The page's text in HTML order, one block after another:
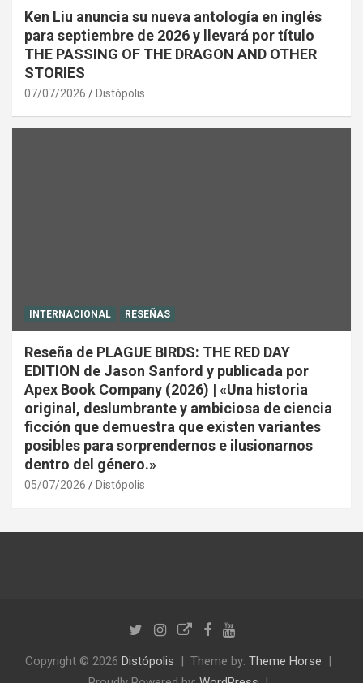
Ken Liu anuncia su nueva antología en inglés
para septiembre de 2026 y llevará por título
THE PASSING OF THE DRAGON AND OTHER
STORIES
07/07/2026 Distópolis
INTERNACIONAL RESEÑAS
Reseña de PLAGUE BIRDS: THE RED DAY
EDITION de Jason Sanford y publicada por
Apex Book Company (2026) | «Una historia
original, deslumbrante y ambiciosa de ciencia
ficción que demuestra que existen variantes
posibles para sorprendernos e ilusionarnos
dentro del género.»
05/07/2026 Distópolis
Copyright © 2026 Distópolis Theme by: Theme Horse